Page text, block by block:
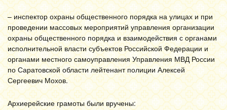
– инспектор охраны общественного порядка на улицах и при
проведении массовых мероприятий управления организации
охраны общественного порядка и взаимодействия с органами
исполнительной власти субъектов Российской Федерации и
органами местного самоуправления Управления МВД России
по Саратовской области лейтенант полиции Алексей
Сергеевич Мохов.
Архиерейские грамоты были вручены: